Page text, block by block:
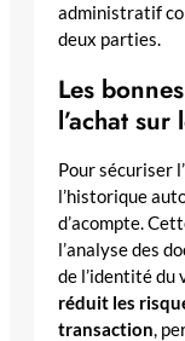
administratif
deux parties.
Les
l’achat
Pour sécuriser
l’historique
d’acompte.
l’analyse des
de l’identité du
réduit les
transaction,